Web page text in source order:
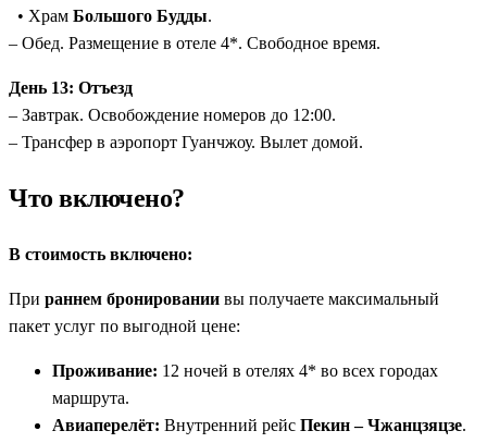
• Храм Большого Будды.
– Обед. Размещение в отеле 4*. Свободное время.
День 13: Отъезд
– Завтрак. Освобождение номеров до 12:00.
– Трансфер в аэропорт Гуанчжоу. Вылет домой.
Что включено?
В стоимость включено:
При раннем бронировании вы получаете максимальный
пакет услуг по выгодной цене:
Проживание: 12 ночей в отелях 4* во всех городах
маршрута.
Авиаперелёт: Внутренний рейс Пекин – Чжанцзяцзе.